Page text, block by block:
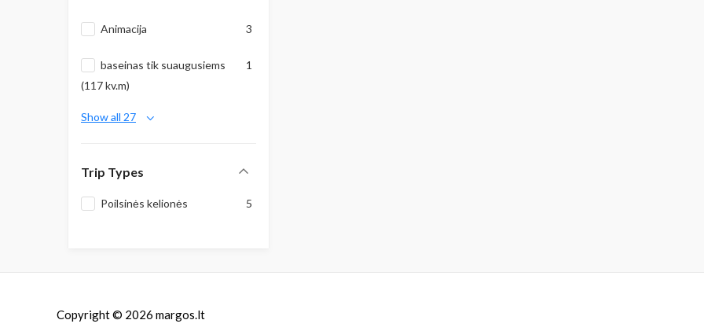
Animacija 3
baseinas tik suaugusiems
(117 kv.m)
1
Show all 27
Trip Types
Poilsinės kelionės 5
Copyright © 2026 margos.lt